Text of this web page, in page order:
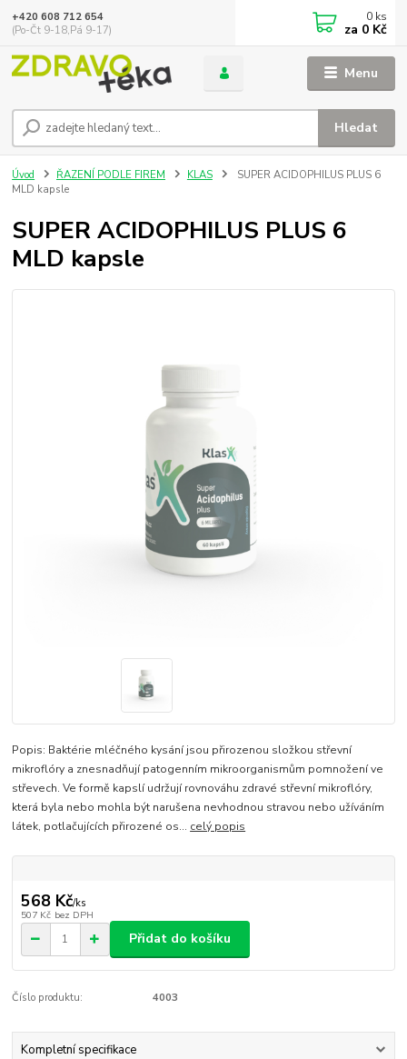
Menu
Hledat
+420 608 712 654
(Po-Čt 9-18,Pá 9-17)
0 ks
za 0 Kč
Úvod ŘAZENÍ PODLE FIREM KLAS
SUPER ACIDOPHILUS PLUS 6
MLD kapsle
SUPER ACIDOPHILUS PLUS 6
MLD kapsle
Popis: Baktérie mléčného kysání jsou přirozenou složkou střevní
mikroflóry a znesnadňují patogenním mikroorganismům pomnožení ve
střevech. Ve formě kapslí udržují rovnováhu zdravé střevní mikroflóry,
která byla nebo mohla být narušena nevhodnou stravou nebo užíváním
látek, potlačujících přirozené os... celý popis
568 Kč/ks
507 Kč bez DPH
Přidat do košíku
Číslo produktu: 4003
Kompletní specifikace